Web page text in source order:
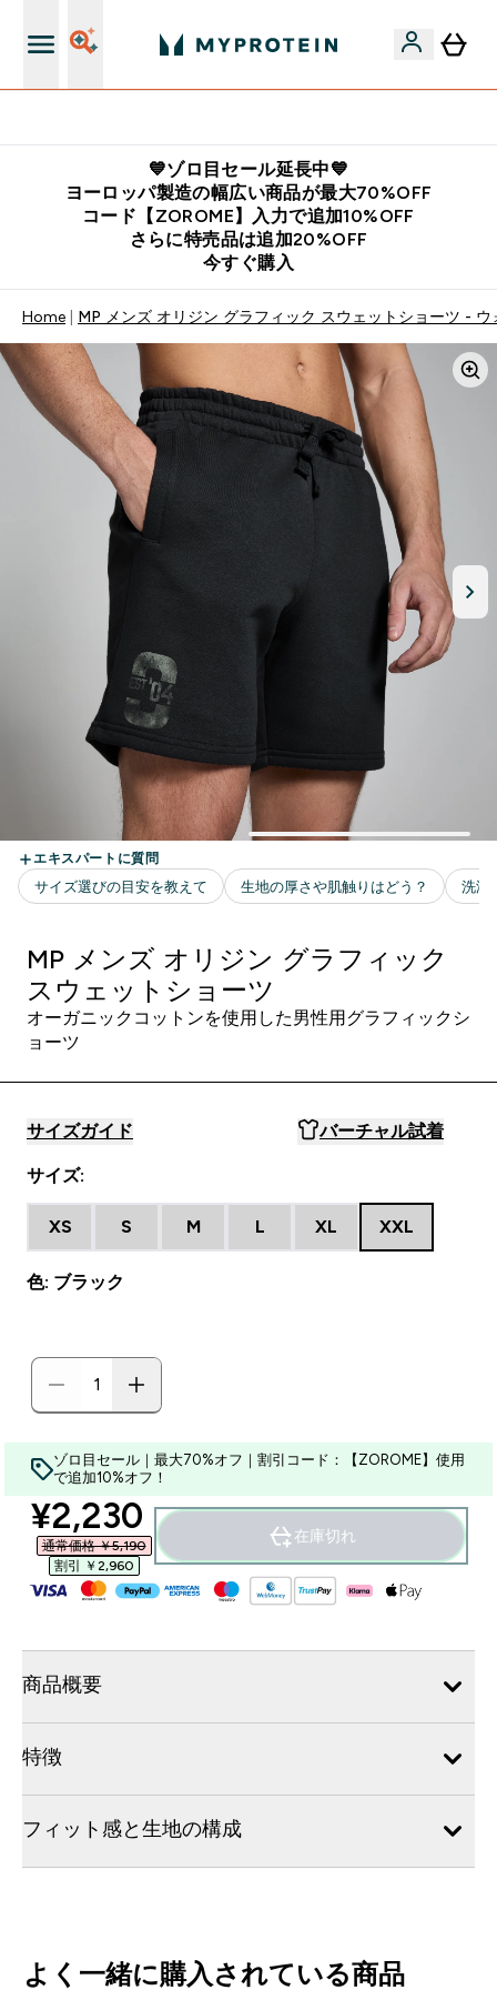
💙ゾロ目セール延長中💙
ヨーロッパ製造の幅広い商品が最大70%OFF
コード【ZOROME】入力で追加10%OFF
さらに特売品は追加20%OFF
今すぐ購入
Home MP メンズ オリジン グラフィック スウェットショーツ -
MP メンズ オリジン グラフィック
スウェットショーツ
オーガニックコットンを使用した男性用グラフィックシ
ョーツ
サイズガイド バーチャル試着
サイズ:
XS S M L XL XXL
色: ブラック
ゾロ目セール｜最大70%オフ｜割引コード：【ZOROME】使用
で追加10%オフ！
discounted price
¥2,230‎
通常価格 ￥5,190‎
割引 ￥2,960‎
在庫切れ
商品概要
特徴
フィット感と生地の構成
よく一緒に購入されている商品